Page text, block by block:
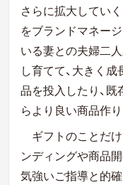
さらに拡大してい
をブランドマネー
いる妻との夫婦二
し育てて、大きく
品を投入したり、
らより良い商品作
ギフトのことだ
ンディングや商品
気強いご指導と的